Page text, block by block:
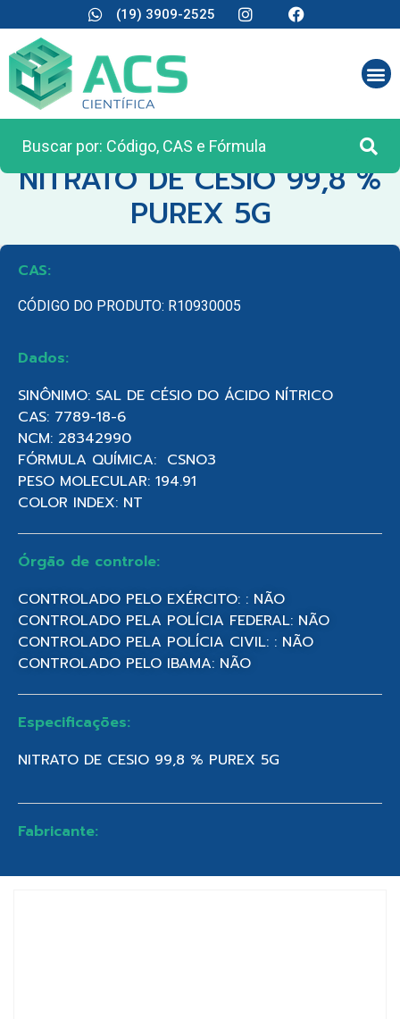
(19) 3909-2525
CATEGORIA:REAGENTES ANALÍTICOS
NITRATO DE CESIO 99,8 %
PUREX 5G
CAS:
CÓDIGO DO PRODUTO: R10930005
Dados:
SINÔNIMO: SAL DE CÉSIO DO ÁCIDO NÍTRICO
CAS: 7789-18-6
NCM: 28342990
FÓRMULA QUÍMICA: CSNO3
PESO MOLECULAR: 194.91
COLOR INDEX: NT
Órgão de controle:
CONTROLADO PELO EXÉRCITO: : NÃO
CONTROLADO PELA POLÍCIA FEDERAL: NÃO
CONTROLADO PELA POLÍCIA CIVIL: : NÃO
CONTROLADO PELO IBAMA: NÃO
Especificações:
NITRATO DE CESIO 99,8 % PUREX 5G
Fabricante: